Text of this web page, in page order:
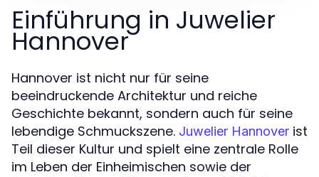
Einführung in Juwelier
Hannover
Hannover ist nicht nur für seine
beeindruckende Architektur und reiche
Geschichte bekannt, sondern auch für seine
lebendige Schmuckszene. Juwelier Hannover ist
Teil dieser Kultur und spielt eine zentrale Rolle
im Leben der Einheimischen sowie der